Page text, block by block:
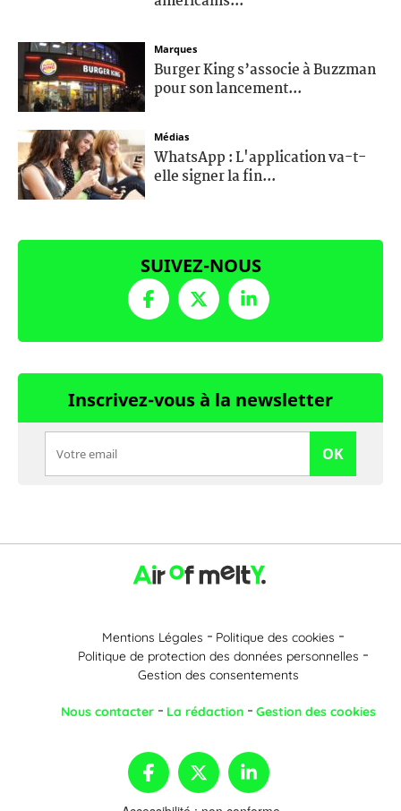
Marques
Burger King s’associe à Buzzman
pour son lancement...
Médias
WhatsApp : L'application va-t-
elle signer la fin...
SUIVEZ-NOUS
Inscrivez-vous à la newsletter
OK
Mentions Légales
Politique des cookies
Politique de protection des données personnelles
Gestion des consentements
Nous contacter La rédaction Gestion des cookies